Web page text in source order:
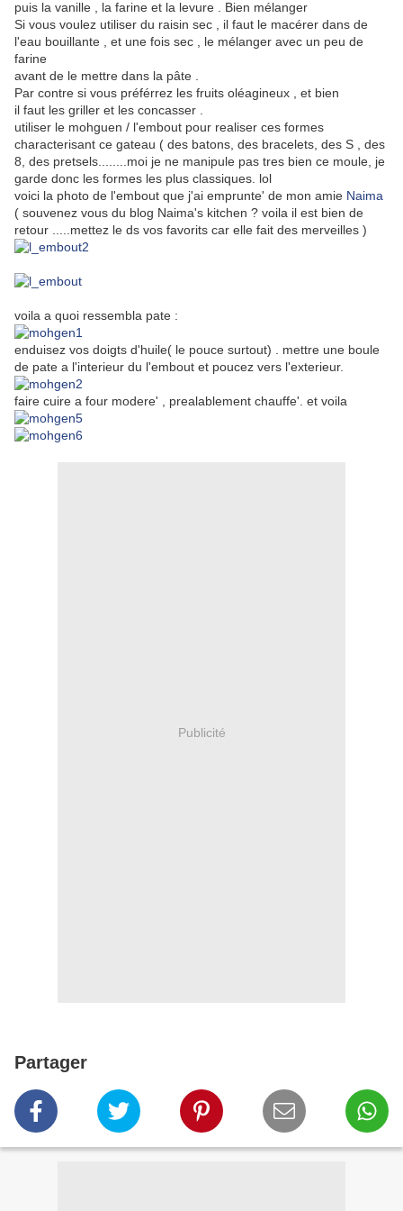
puis la vanille , la farine et la levure . Bien mélanger
Si vous voulez utiliser du raisin sec , il faut le macérer dans de
l'eau bouillante , et une fois sec , le mélanger avec un peu de
farine
avant de le mettre dans la pâte .
Par contre si vous préférrez les fruits oléagineux , et bien
il faut les griller et les concasser .
utiliser le mohguen / l'embout pour realiser ces formes
characterisant ce gateau ( des batons, des bracelets, des S , des
8, des pretsels........moi je ne manipule pas tres bien ce moule, je
garde donc les formes les plus classiques. lol
voici la photo de l'embout que j'ai emprunte' de mon amie Naima
( souvenez vous du blog Naima's kitchen ? voila il est bien de
retour .....mettez le ds vos favorits car elle fait des merveilles )
voila a quoi ressembla pate :
enduisez vos doigts d'huile( le pouce surtout) . mettre une boule
de pate a l'interieur du l'embout et poucez vers l'exterieur.
faire cuire a four modere' , prealablement chauffe'. et voila
Publicité
Partager